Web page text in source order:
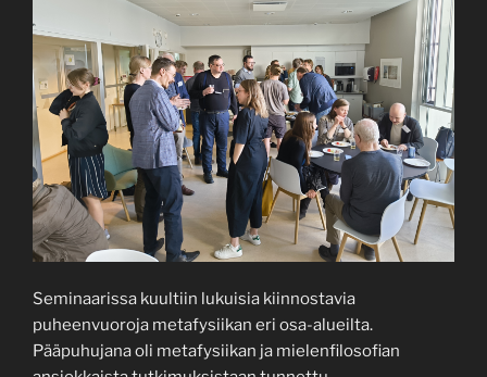
Seminaarissa kuultiin lukuisia kiinnostavia
puheenvuoroja metafysiikan eri osa-alueilta.
Pääpuhujana oli metafysiikan ja mielenfilosofian